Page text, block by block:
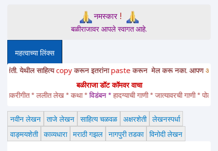
नमस्कार!
बळीराजावर आपले स्वागत आहे.
महत्वाच्या लिंक्स
साहित्यcopyकरून इतरांनाpasteकरून मेल करू नका. आपणअत्यंत
बळीराजा डॉट कॉमवर वाचा
* ललीत लेख * कथा * विडंबन * हादग्याची गाणी * जात्यावरची गाणी *
नवीन लेखन ताजे लेखन साहित्य चळवळ अक्षरशेती लेखनस्पर्धा
वाङ्मयशेती काव्यधारा मराठी गझल नागपुरी तडका विनोदी लेखन